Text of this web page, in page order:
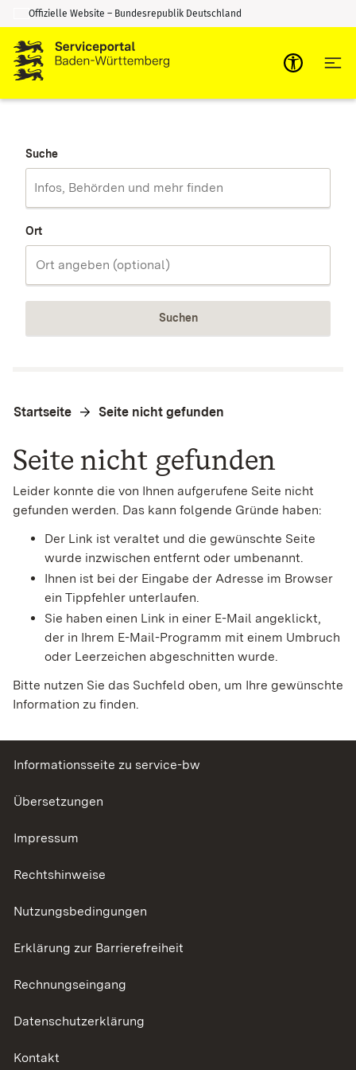
Zum Inhalt springen
Zur Suche springen
Offizielle Website – Bundesrepublik Deutschland
Suche
Ort
Suchen
Startseite Seite nicht gefunden
Seite nicht gefunden
Leider konnte die von Ihnen aufgerufene Seite nicht
gefunden werden. Das kann folgende Gründe haben:
Der Link ist veraltet und die gewünschte Seite
wurde inzwischen entfernt oder umbenannt.
Ihnen ist bei der Eingabe der Adresse im Browser
ein Tippfehler unterlaufen.
Sie haben einen Link in einer E-Mail angeklickt,
der in Ihrem E-Mail-Programm mit einem Umbruch
oder Leerzeichen abgeschnitten wurde.
Bitte nutzen Sie das Suchfeld oben, um Ihre gewünschte
Information zu finden.
Informationsseite zu service-bw
Übersetzungen
Impressum
Rechtshinweise
Nutzungsbedingungen
Erklärung zur Barrierefreiheit
Rechnungseingang
Datenschutzerklärung
Kontakt